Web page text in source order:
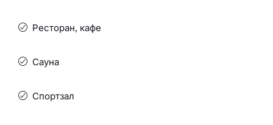
Ресторан, кафе
Сауна
Спортзал